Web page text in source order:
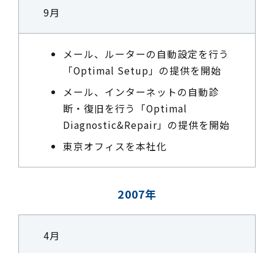
9月
メール、ルーターの自動設定を行う
「Optimal Setup」の提供を開始
メール、インターネットの自動診
断・復旧を行う「Optimal
Diagnostic&Repair」の提供を開始
東京オフィスを本社化
2007年
4月